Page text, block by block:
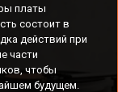
платы
состоит в
действий при
части
чтобы
будущем.